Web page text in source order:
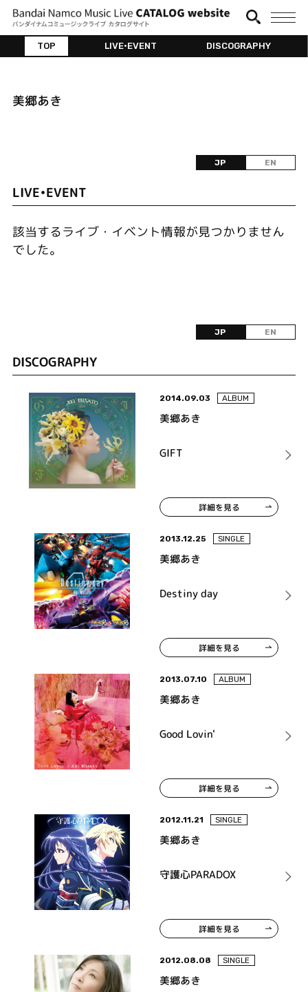
TOP LIVE•EVENT DISCOGRAPHY
美郷あき
JP EN
LIVE•EVENT
該当するライブ・イベント情報が見つかりません
でした。
JP EN
DISCOGRAPHY
2014.09.03 ALBUM
美郷あき
GIFT
詳細を見る
2013.12.25 SINGLE
美郷あき
Destiny day
詳細を見る
2013.07.10 ALBUM
美郷あき
Good Lovin'
詳細を見る
2012.11.21 SINGLE
美郷あき
守護心PARADOX
詳細を見る
2012.08.08 SINGLE
美郷あき